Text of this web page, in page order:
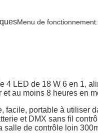
Menu de
4 LED de 18 W 6 en 1,
au moins 8 heures en
facile, portable à utiliser
et DMX sans fil
salle de contrôle loin